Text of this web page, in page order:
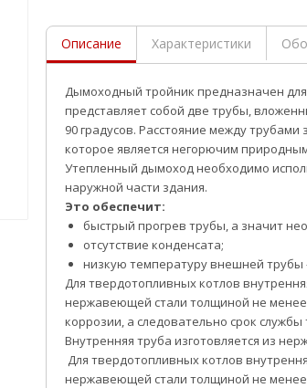
Описание Характеристики
Дымоходный тройник предназначен
представляет собой две трубы,
90 градусов. Расстояние между
которое является негорючим
Утепленный дымоход необходимо
наружной части здания.
Это обеспечит:
быстрый прогрев трубы, а значит
отсутствие конденсата;
низкую температуру внешней трубы
Для твердотопливных котлов
нержавеющей стали толщиной не менее
коррозии, а следовательно срок службы
Внутренняя труба изготовляется из
Для твердотопливных котлов
нержавеющей стали толщиной не менее